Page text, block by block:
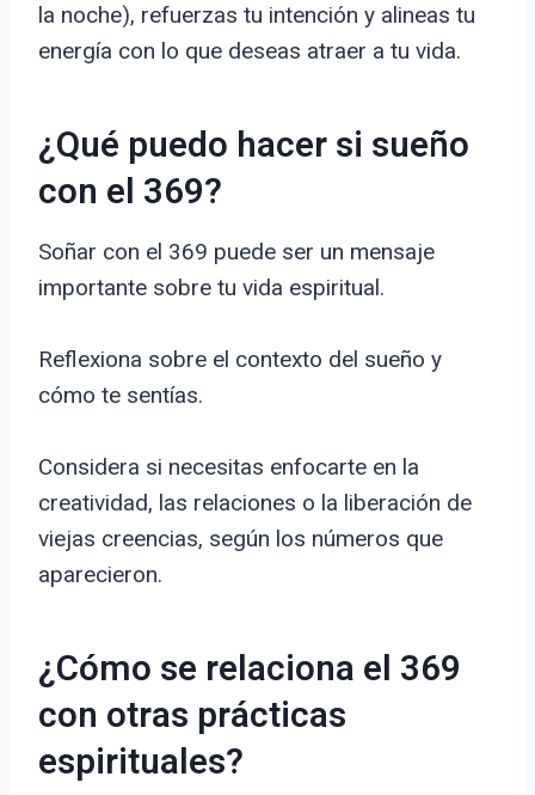
la noche), refuerzas tu intención y alineas tu
energía con lo que deseas atraer a tu vida.
¿Qué puedo hacer si sueño
con el 369?
Soñar con el 369 puede ser un mensaje
importante sobre tu vida espiritual.
Reflexiona sobre el contexto del sueño y
cómo te sentías.
Considera si necesitas enfocarte en la
creatividad, las relaciones o la liberación de
viejas creencias, según los números que
aparecieron.
¿Cómo se relaciona el 369
con otras prácticas
espirituales?